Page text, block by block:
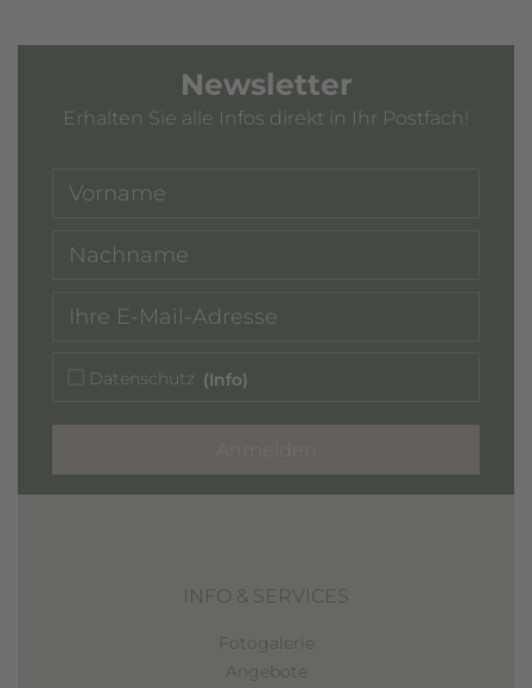
Newsletter
Erhalten Sie alle Infos direkt in Ihr Postfach!
Datenschutz (Info)
INFO & SERVICES
Fotogalerie
Angebote